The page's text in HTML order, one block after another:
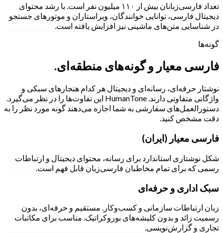
تعداد فارسی‌زبانان بیش از ۱۱۰ میلیون نفر است. با رشد محتوای
دیجیتال فارسی، توانایی خوانندگان، ویراستاران و موتورهای جستجو
در شناسایی متن‌های ماشینی نیز افزایش یافته است.
گونه‌ها
فارسی معیار و گونه‌های منطقه‌ای.
نوشتار حرفه‌ای، رسانه‌ای و دیجیتال هر کدام هنجارهای سبکی و
واژگانی متفاوتی دارند. HumanTone این تفاوت‌ها را در نظر می‌گیرد.
دستورالعمل‌های سفارشی به شما اجازه می‌دهند گونه مورد نظر را به
دقت مشخص کنید.
فارسی معیار (ایران)
شکل نوشتاری استاندارد برای رسانه، محتوای دیجیتال و ارتباطات
رسمی که برای تمام مخاطبان فارسی‌زبان قابل فهم است.
سبک اداری و حرفه‌ای
زبان ارتباطات سازمانی و کسب‌وکار. مستقیم و حرفه‌ای، بدون
رسمیت زائد و بدون کلیشه‌های بوروکراتیک. مناسب برای مکاتبات
تجاری و گزارش‌نویسی.